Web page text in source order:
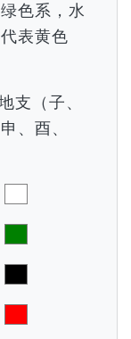
色系，水
表黄色
支（子、
、酉、